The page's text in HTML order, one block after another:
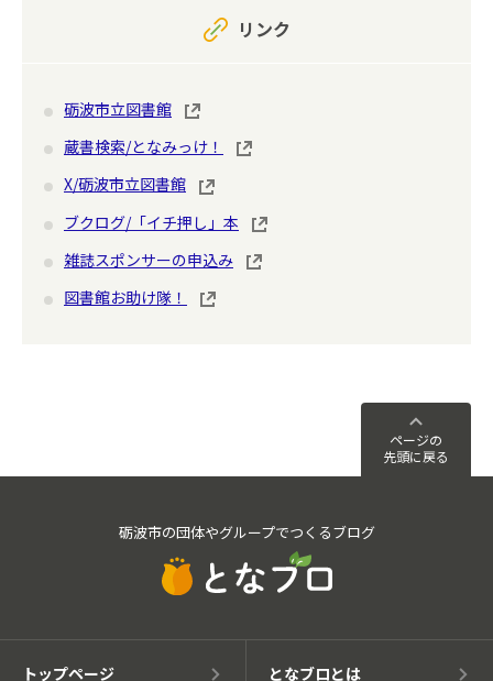
リンク
砺波市立図書館
蔵書検索/となみっけ！
X/砺波市立図書館
ブクログ/「イチ押し」本
雑誌スポンサーの申込み
図書館お助け隊！
ページの
先頭に戻る
砺波市の団体やグループでつくるブログ
トップページ となブロとは